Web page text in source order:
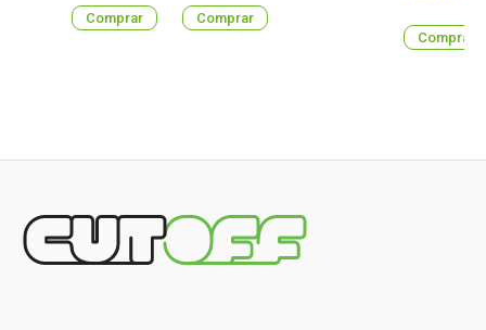
Comprar Comprar
Comprar